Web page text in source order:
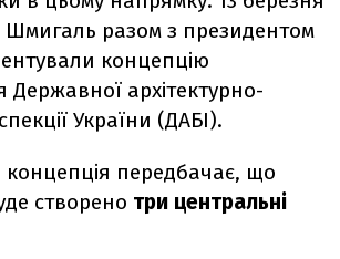
Шмигаль разом з президентом
концепцію
архітектурно-
України (ДАБІ).
передбачає, що
створено три центральні